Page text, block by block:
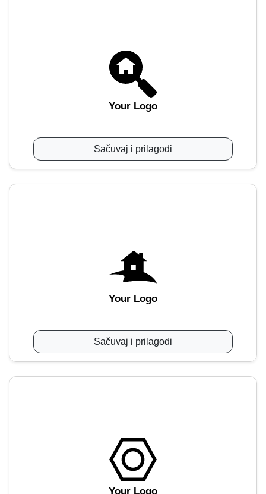
Your Logo
Sačuvaj i prilagodi
Your Logo
Sačuvaj i prilagodi
Your Logo